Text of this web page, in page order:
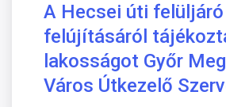
A Hecsei úti felüljáró
felújításáról
lakosságot Győr
Város Útkezelő